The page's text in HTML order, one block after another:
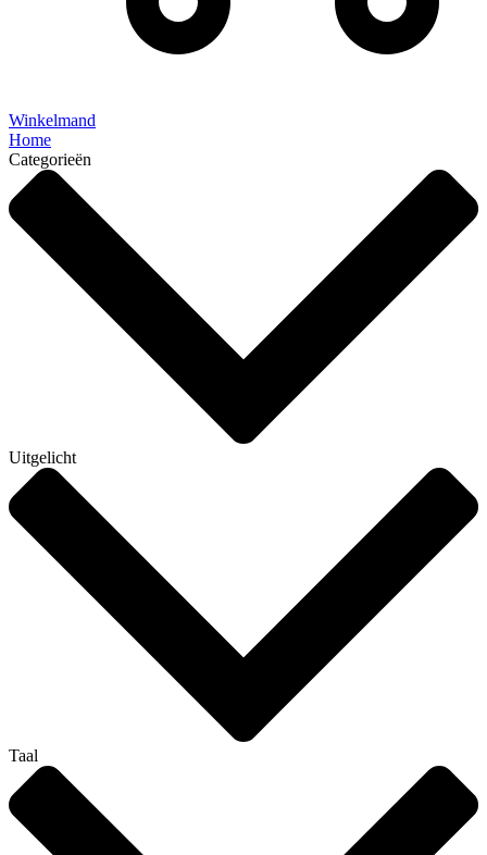
Winkelmand
Home
Categorieën
Uitgelicht
Taal